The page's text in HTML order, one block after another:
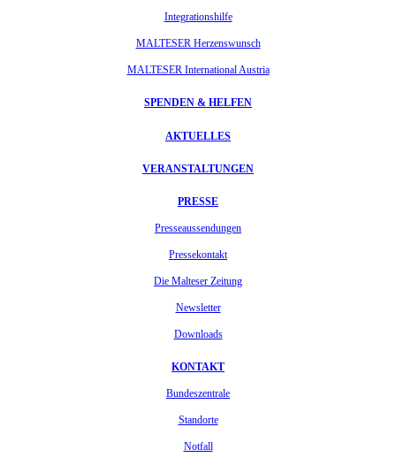
Integrationshilfe
MALTESER Herzenswunsch
MALTESER International Austria
SPENDEN & HELFEN
AKTUELLES
VERANSTALTUNGEN
PRESSE
Presseaussendungen
Pressekontakt
Die Malteser Zeitung
Newsletter
Downloads
KONTAKT
Bundeszentrale
Standorte
Notfall